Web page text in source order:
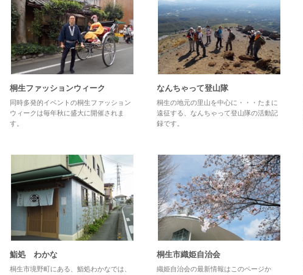
桐生ファッションウィーク
同時多発的イベントの桐生ファッション
ウィークは毎年秋に盛大に開催されま
す。
なんちゃって登山隊
桐生の地元の里山を中心に・・・たまに
遠征する、なんちゃって登山隊の活動記
録です。
鮨処 わかな
桐生市境野町にある、鮨処わかなでは、
桐生市織姫自治会
織姫自治会の最新情報はこのページか